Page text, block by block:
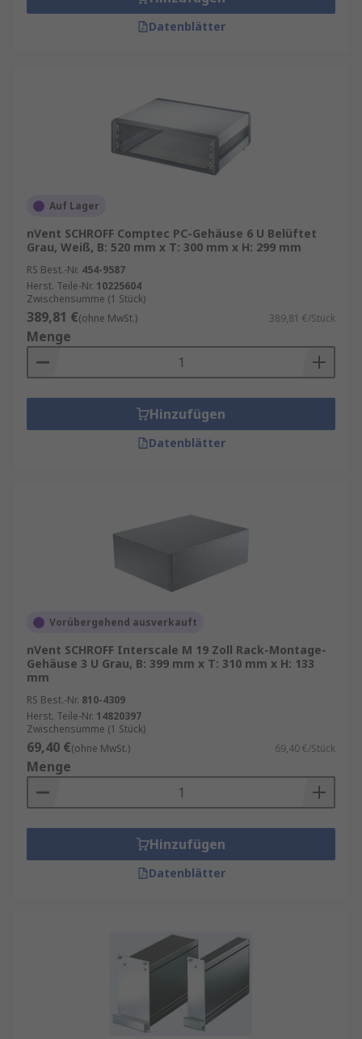
Datenblätter
Auf Lager
nVent SCHROFF Comptec PC-Gehäuse 6 U Belüftet
Grau, Weiß, B: 520 mm x T: 300 mm x H: 299 mm
RS Best.-Nr. 454-9587
Herst. Teile-Nr. 10225604
Zwischensumme (1 Stück)
389,81 €(ohne MwSt.) 389,81 €/Stück
Menge
Hinzufügen
Datenblätter
Vorübergehend ausverkauft
nVent SCHROFF Interscale M 19 Zoll Rack-Montage-
Gehäuse 3 U Grau, B: 399 mm x T: 310 mm x H: 133
mm
RS Best.-Nr. 810-4309
Herst. Teile-Nr. 14820397
Zwischensumme (1 Stück)
69,40 €(ohne MwSt.) 69,40 €/Stück
Menge
Hinzufügen
Datenblätter